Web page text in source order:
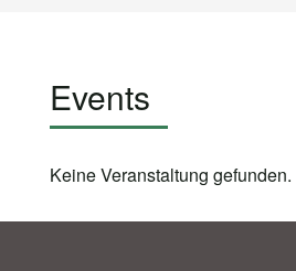
Events
Keine Veranstaltung gefunden.